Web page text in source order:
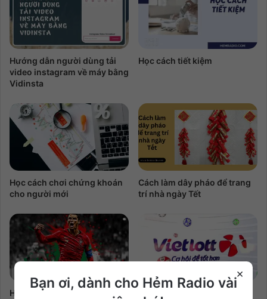
Hướng dẫn người dùng tải
video instagram về máy bằng
Vidinsta
Học cách tiết kiệm
Học cách chơi chứng khoán
cho người mới
Cách làm dây pháo để trang
trí nhà ngày Tết
Hình nền Ronaldo đẹp cho
×
Bạn ơi, dành cho Hẻm Radio vài